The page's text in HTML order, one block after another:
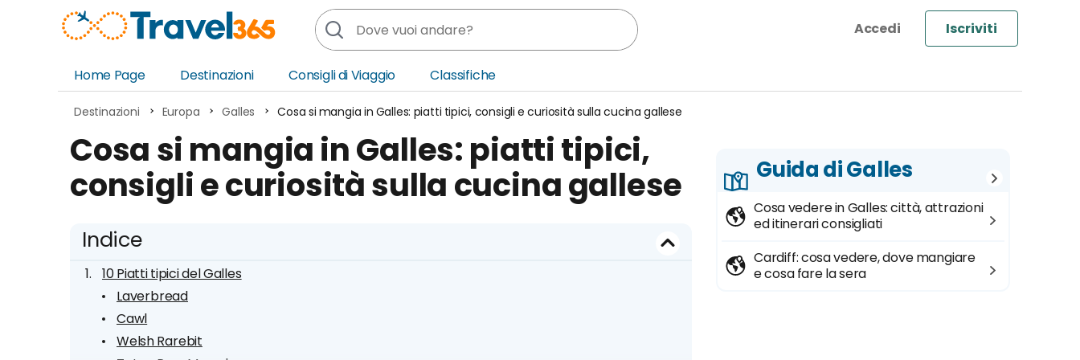
Iscriviti
Home Page
Destinazioni
Europa
Oceania
Nord America
America Centrale
Sud America
Medio Oriente
Consigli di Viaggio Classifiche
Destinazioni Europa Galles Cosa si mangia in Galles: piatti tipici, consigli e curiosità sulla cucina gallese
Cosa si mangia in Galles: piatti tipici,
consigli e curiosità sulla cucina gallese
Indice
10 Piatti tipici del Galles
Laverbread
Cawl
Welsh Rarebit
Guida di Galles
Cosa vedere in Galles: città, attrazioni
ed itinerari consigliati
Cardiff: cosa vedere, dove mangiare
e cosa fare la sera